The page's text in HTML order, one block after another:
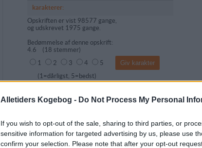
Alletiders Kogebog - Do Not Process My Personal
If you wish to opt-out of the sale, sharing to third parties, or
sensitive information for targeted advertising by us, please use
confirm your selection. Please note that after your opt-out
karakterer:
Opskriften er vist 98577 gange,
og udskrevet 1975 gange.
Bedømmelse af denne opskrift:
4.6 ( 18 stemmer)
1
2 3 4
5
(1=dårligst, 5=bedst)